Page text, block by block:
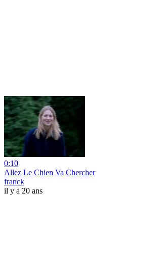
0:10
Allez Le Chien Va Chercher
franck
il y a 20 ans